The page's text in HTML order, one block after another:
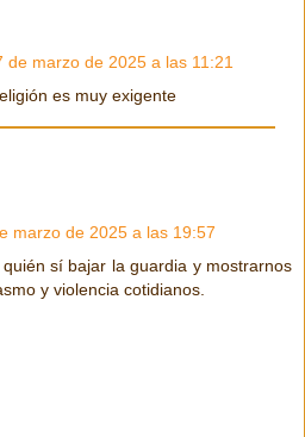
de marzo de 2025 a las 11:21
es muy exigente
marzo de 2025 a las 19:57
sí bajar la guardia y mostrarnos
y violencia cotidianos.